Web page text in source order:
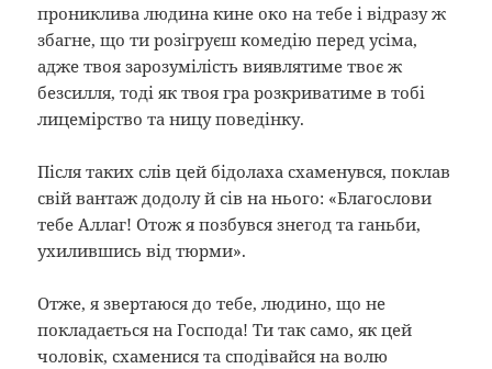
прониклива людина кине око на тебе і відразу ж
збагне, що ти розігруєш комедію перед усіма,
адже твоя зарозумілість виявлятиме твоє ж
безсилля, тоді як твоя гра розкриватиме в тобі
лицемірство та ницу поведінку.
Після таких слів цей бідолаха схаменувся, поклав
свій вантаж додолу й сів на нього: «Благослови
тебе Аллаг! Отож я позбувся знегод та ганьби,
ухилившись від тюрми».
Отже, я звертаюся до тебе, людино, що не
покладається на Господа! Ти так само, як цей
чоловік, схаменися та сподівайся на волю